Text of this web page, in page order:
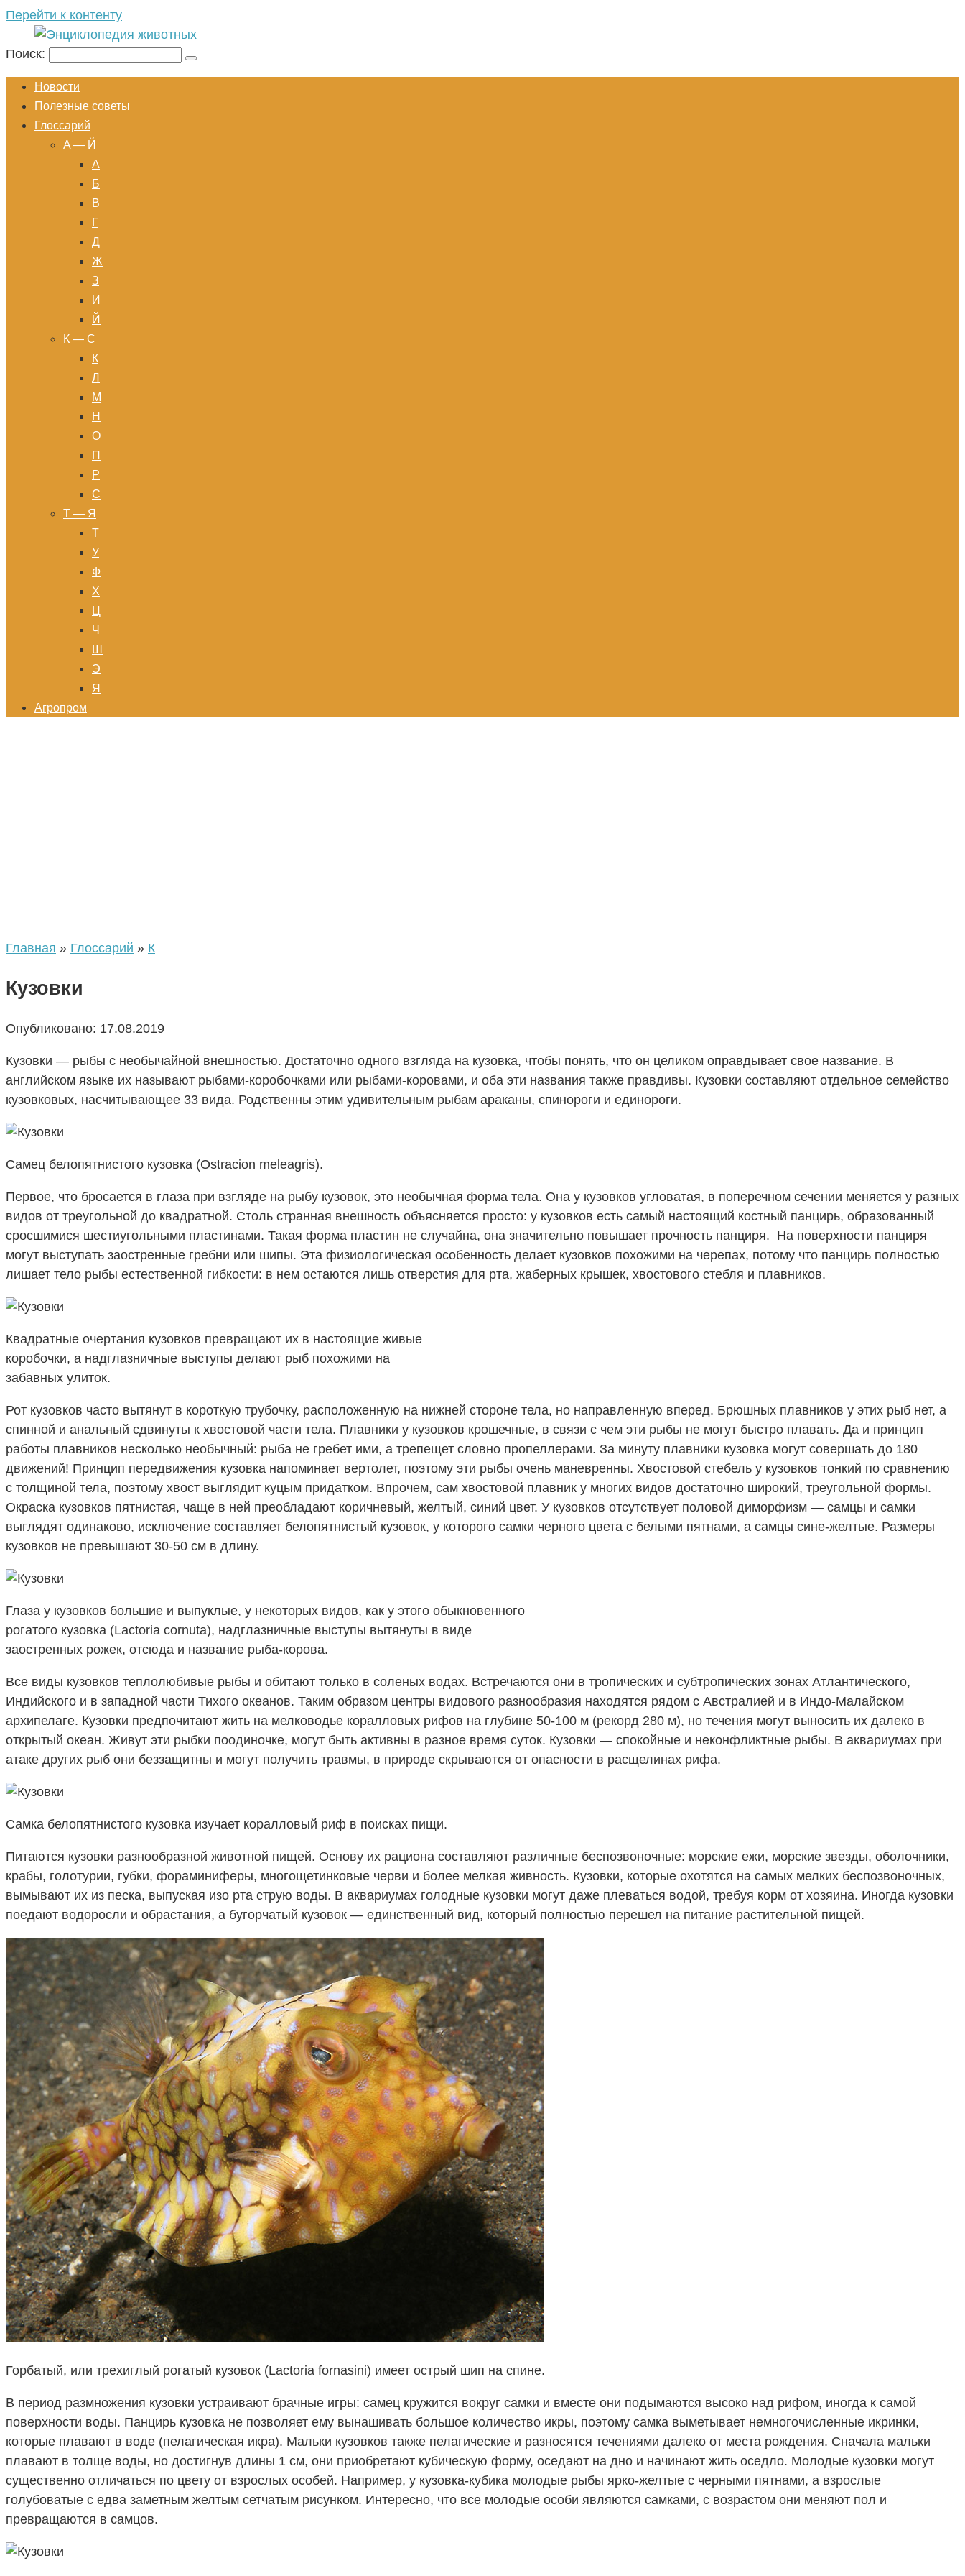
Перейти к контенту
Поиск:
Новости
Полезные советы
Глоссарий
A — Й
А
Б
В
Г
Д
Ж
З
И
Й
К — С
К
Л
М
Н
О
П
Р
С
Т — Я
Т
У
Ф
Х
Ц
Ч
Ш
Э
Я
Агропром
Главная » Глоссарий » К
Кузовки
Опубликовано: 17.08.2019
Кузовки — рыбы с необычайной внешностью. Достаточно одного взгляда на кузовка, чтобы понять, что он целиком оправдывает свое название. В
английском языке их называют рыбами-коробочками или рыбами-коровами, и оба эти названия также правдивы. Кузовки составляют отдельное семейство
кузовковых, насчитывающее 33 вида. Родственны этим удивительным рыбам араканы, спинороги и единороги.
Самец белопятнистого кузовка (Ostracion meleagris).
Первое, что бросается в глаза при взгляде на рыбу кузовок, это необычная форма тела. Она у кузовков угловатая, в поперечном сечении меняется у разных
видов от треугольной до квадратной. Столь странная внешность объясняется просто: у кузовков есть самый настоящий костный панцирь, образованный
сросшимися шестиугольными пластинами. Такая форма пластин не случайна, она значительно повышает прочность панциря. На поверхности панциря
могут выступать заостренные гребни или шипы. Эта физиологическая особенность делает кузовков похожими на черепах, потому что панцирь полностью
лишает тело рыбы естественной гибкости: в нем остаются лишь отверстия для рта, жаберных крышек, хвостового стебля и плавников.
Квадратные очертания кузовков превращают их в настоящие живые
коробочки, а надглазничные выступы делают рыб похожими на
забавных улиток.
Рот кузовков часто вытянут в короткую трубочку, расположенную на нижней стороне тела, но направленную вперед. Брюшных плавников у этих рыб нет, а
спинной и анальный сдвинуты к хвостовой части тела. Плавники у кузовков крошечные, в связи с чем эти рыбы не могут быстро плавать. Да и принцип
работы плавников несколько необычный: рыба не гребет ими, а трепещет словно пропеллерами. За минуту плавники кузовка могут совершать до 180
движений! Принцип передвижения кузовка напоминает вертолет, поэтому эти рыбы очень маневренны. Хвостовой стебель у кузовков тонкий по сравнению
с толщиной тела, поэтому хвост выглядит куцым придатком. Впрочем, сам хвостовой плавник у многих видов достаточно широкий, треугольной формы.
Окраска кузовков пятнистая, чаще в ней преобладают коричневый, желтый, синий цвет. У кузовков отсутствует половой диморфизм — самцы и самки
выглядят одинаково, исключение составляет белопятнистый кузовок, у которого самки черного цвета с белыми пятнами, а самцы сине-желтые. Размеры
кузовков не превышают 30-50 см в длину.
Глаза у кузовков большие и выпуклые, у некоторых видов, как у этого обыкновенного
рогатого кузовка (Lactoria cornuta), надглазничные выступы вытянуты в виде
заостренных рожек, отсюда и название рыба-корова.
Все виды кузовков теплолюбивые рыбы и обитают только в соленых водах. Встречаются они в тропических и субтропических зонах Атлантического,
Индийского и в западной части Тихого океанов. Таким образом центры видового разнообразия находятся рядом с Австралией и в Индо-Малайском
архипелаге. Кузовки предпочитают жить на мелководье коралловых рифов на глубине 50-100 м (рекорд 280 м), но течения могут выносить их далеко в
открытый океан. Живут эти рыбки поодиночке, могут быть активны в разное время суток. Кузовки — спокойные и неконфликтные рыбы. В аквариумах при
атаке других рыб они беззащитны и могут получить травмы, в природе скрываются от опасности в расщелинах рифа.
Самка белопятнистого кузовка изучает коралловый риф в поисках пищи.
Питаются кузовки разнообразной животной пищей. Основу их рациона составляют различные беспозвоночные: морские ежи, морские звезды, оболочники,
крабы, голотурии, губки, фораминиферы, многощетинковые черви и более мелкая живность. Кузовки, которые охотятся на самых мелких беспозвоночных,
вымывают их из песка, выпуская изо рта струю воды. В аквариумах голодные кузовки могут даже плеваться водой, требуя корм от хозяина. Иногда кузовки
поедают водоросли и обрастания, а бугорчатый кузовок — единственный вид, который полностью перешел на питание растительной пищей.
Горбатый, или трехиглый рогатый кузовок (Lactoria fornasini) имеет острый шип на спине.
В период размножения кузовки устраивают брачные игры: самец кружится вокруг самки и вместе они подымаются высоко над рифом, иногда к самой
поверхности воды. Панцирь кузовка не позволяет ему вынашивать большое количество икры, поэтому самка выметывает немногочисленные икринки,
которые плавают в воде (пелагическая икра). Мальки кузовков также пелагические и разносятся течениями далеко от места рождения. Сначала мальки
плавают в толще воды, но достигнув длины 1 см, они приобретают кубическую форму, оседают на дно и начинают жить оседло. Молодые кузовки могут
существенно отличаться по цвету от взрослых особей. Например, у кузовка-кубика молодые рыбы ярко-желтые с черными пятнами, а взрослые
голубоватые с едва заметным желтым сетчатым рисунком. Интересно, что все молодые особи являются самками, с возрастом они меняют пол и
превращаются в самцов.